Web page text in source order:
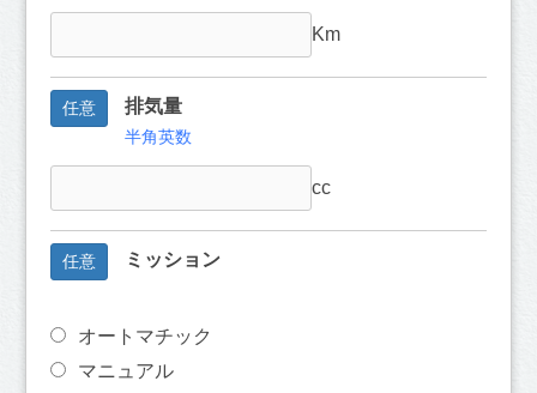
Km
任意 排気量
半角英数
cc
任意 ミッション
オートマチック
マニュアル